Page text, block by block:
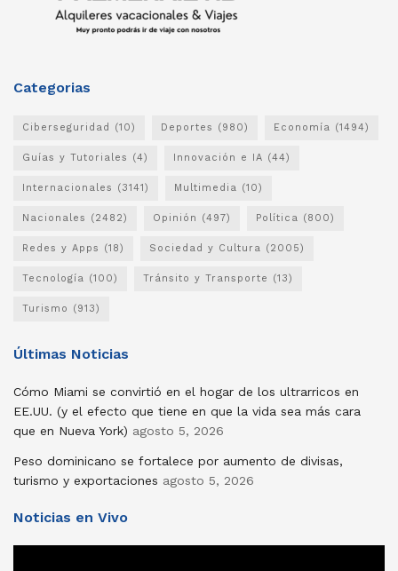
Categorias
Ciberseguridad (10) Deportes (980) Economía (1494)
Guías y Tutoriales (4) Innovación e IA (44)
Internacionales (3141) Multimedia (10)
Nacionales (2482) Opinión (497) Política (800)
Redes y Apps (18) Sociedad y Cultura (2005)
Tecnología (100) Tránsito y Transporte (13)
Turismo (913)
Últimas Noticias
Cómo Miami se convirtió en el hogar de los ultrarricos en
EE.UU. (y el efecto que tiene en que la vida sea más cara
que en Nueva York) agosto 5, 2026
Peso dominicano se fortalece por aumento de divisas,
turismo y exportaciones agosto 5, 2026
Noticias en Vivo